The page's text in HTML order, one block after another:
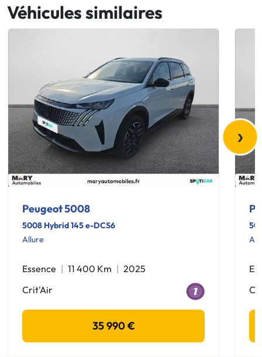
Véhicules similaires
Peugeot 5008
5008 Hybrid 145 e-DCS6
Allure
Essence 11 400 Km
2025
Crit'Air
35 990 €
›